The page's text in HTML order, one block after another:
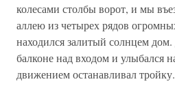
колесами столбы ворот, и мы
аллею из четырех рядов
находился залитый солнцем
балконе над входом и улыбался
движением останавливал